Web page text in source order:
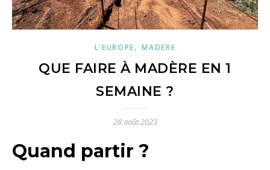
L'EUROPE,MADERE
QUE FAIRE À MADÈRE EN 1
SEMAINE ?
28 août 2023
Quand partir ?